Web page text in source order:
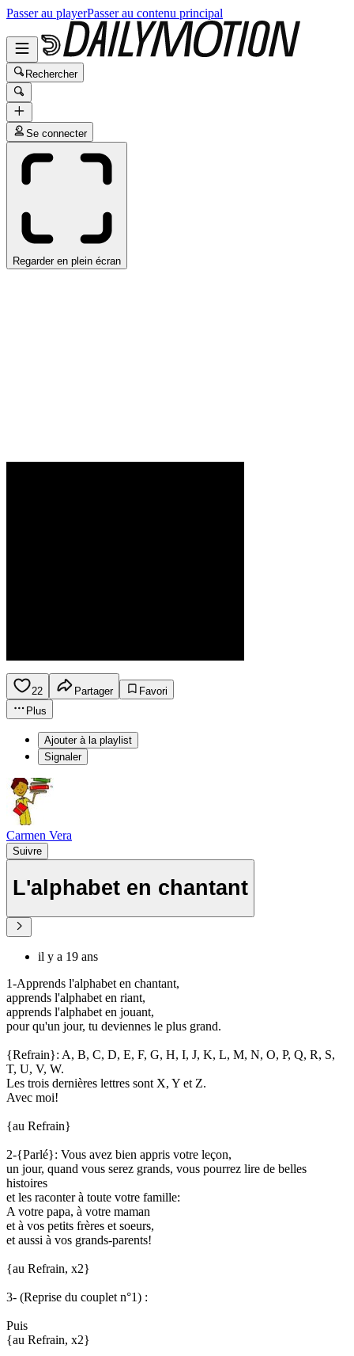
Passer au playerPasser au contenu principal
Rechercher
Se connecter
Regarder en plein écran
22 Partager
Favori
Plus
Ajouter à la playlist
Signaler
Carmen Vera
Suivre
L'alphabet en chantant
il y a 19 ans
1-Apprends l'alphabet en chantant,
apprends l'alphabet en riant,
apprends l'alphabet en jouant,
pour qu'un jour, tu deviennes le plus grand.
{Refrain}: A, B, C, D, E, F, G, H, I, J, K, L, M, N, O, P, Q, R, S,
T, U, V, W.
Les trois dernières lettres sont X, Y et Z.
Avec moi!
{au Refrain}
2-{Parlé}: Vous avez bien appris votre leçon,
un jour, quand vous serez grands, vous pourrez lire de belles
histoires
et les raconter à toute votre famille:
A votre papa, à votre maman
et à vos petits frères et soeurs,
et aussi à vos grands-parents!
{au Refrain, x2}
3- (Reprise du couplet n°1) :
Puis
{au Refrain, x2}